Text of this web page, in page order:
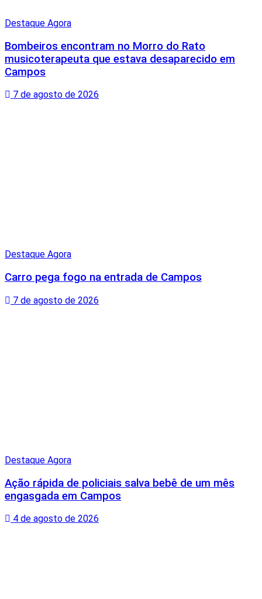
Destaque Agora
Bombeiros encontram no Morro do Rato
musicoterapeuta que estava desaparecido em
Campos
7 de agosto de 2026
Destaque Agora
Carro pega fogo na entrada de Campos
7 de agosto de 2026
Destaque Agora
Ação rápida de policiais salva bebê de um mês
engasgada em Campos
4 de agosto de 2026